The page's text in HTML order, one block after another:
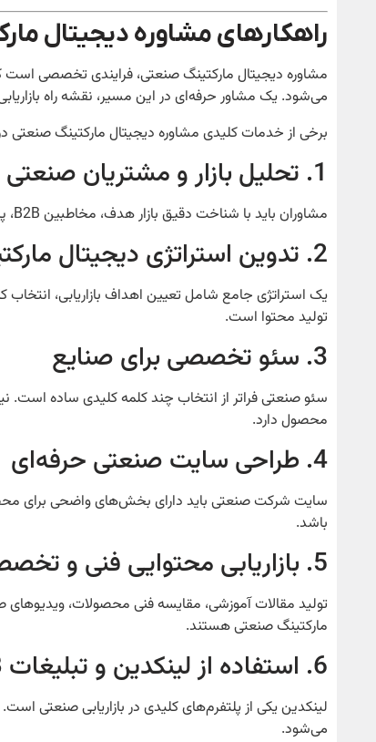
راهکارهای مشاوره دیجیتال
مشاوره دیجیتال مارکتینگ صنعتی، فرایندی تخصصی است که
می‌شود. یک مشاور حرفه‌ای در این مسیر، نقشه راه
برخی از خدمات کلیدی مشاوره دیجیتال مارکتینگ صنعتی در
1. تحلیل بازار و مشتریان صنعتی
مشاوران باید با شناخت دقیق بازار هدف، مخاطبین B2B، پرسونای مشتری و روندهای تصمیم‌گیری صنعتی، مسیر جذب مشتری را بهینه‌سازی کنند.
2. تدوین استراتژی دیجیتال مارکتینگ صنعتی
یک استراتژی جامع شامل تعیین اهداف بازاریابی،
تولید محتوا است.
3. سئو تخصصی برای صنایع
سئو صنعتی فراتر از انتخاب چند کلمه کلیدی ساده
محصول دارد.
4. طراحی سایت صنعتی حرفه‌ای
سایت شرکت صنعتی باید دارای بخش‌های واضحی برای
باشد.
5. بازاریابی محتوایی فنی و تخصصی
تولید مقالات آموزشی، مقایسه فنی محصولات، ویدیوهای
مارکتینگ صنعتی هستند.
6. استفاده از لینکدین و تبلیغات B2B
لینکدین یکی از پلتفرم‌های کلیدی در بازاریابی صنعتی
می‌شود.